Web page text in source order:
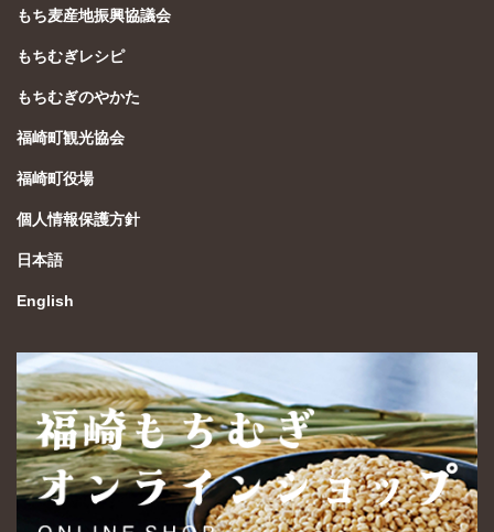
もち麦産地振興協議会
もちむぎレシピ
もちむぎのやかた
福崎町観光協会
福崎町役場
個人情報保護方針
日本語
English